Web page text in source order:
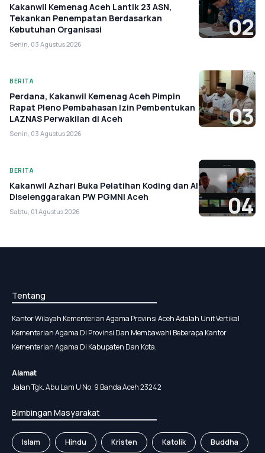
Kakanwil Kemenag Aceh Lantik 23 ASN,
Tekankan Penempatan Berdasarkan
Kebutuhan Organisasi
Senin, 03 Agustus 2026
02
BERITA
Perdana, Kakanwil Kemenag Aceh Pimpin
Rapat Pleno Pembahasan Izin Pembentukan
LAZNAS Perwakilan di Aceh
Senin, 03 Agustus 2026
03
BERITA
Kakanwil Azhari Buka Pelatihan Koding dan AI
Diselenggarakan PW PGMNI Aceh
Sabtu, 01 Agustus 2026 04
Tentang
Kantor Wilayah Kementerian Agama Provinsi Aceh Adalah Unit Vertikal
Kementerian Agama Di Provinsi Dan Membawahi Beberapa Kantor
Kementerian Agama Di Kabupaten Dan Kota.
Alamat
Jalan Tgk. Abu Lam U No. 9 Banda Aceh 23242
Bimbingan Masyarakat
Islam Hindu Kristen Katolik Buddha